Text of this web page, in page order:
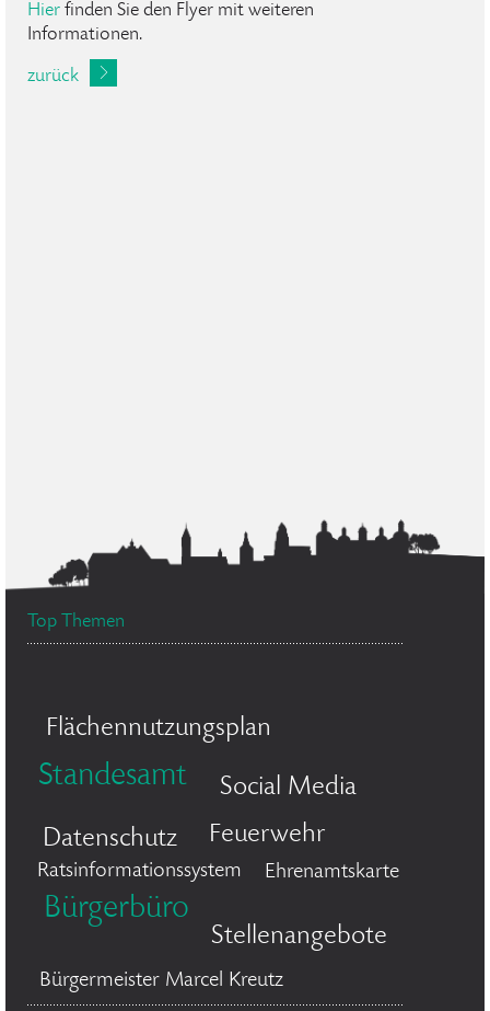
Hier finden Sie den Flyer mit weiteren
Informationen.
zurück
Top Themen
Flächennutzungsplan
Standesamt
Social Media
Datenschutz
Feuerwehr
Ratsinformationssystem Ehrenamtskarte
Bürgerbüro
Stellenangebote
Bürgermeister Marcel Kreutz